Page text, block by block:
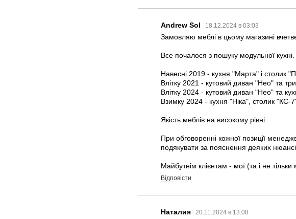
Andrew Sol 18.12.2024 в 03:03
Замовляю меблі в цьому магазині
Все почалося з пошуку модульної
Навесні 2019 - кухня "Марта" і столик
Влітку 2021 - кутовий диван "Нео" та
Влітку 2024 - кутовий диван "Нео" та
Взимку 2024 - кухня "Ніка", столик
Якість меблів на високому рівні.
При обговоренні кожної позиції
подякувати за пояснення деяких
Майбутнім клієнтам - мої (та і не тільки
Відповісти
Наталия 20.11.2024 в 13:08